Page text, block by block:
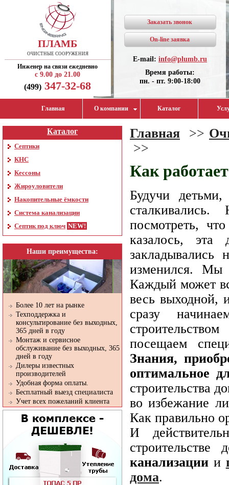
ПЛАМБ
ОЧИСТНЫЕ СООРУЖЕНИЯ
Инженер на связи ежедневно
с 9.00 до 21.00
(499) 347-32-68
Заказать звонок
On-line заявка
E-mail: info@plumb.ru
Время работы:
пн. - пт. 9:00-18:00
Главная О компании Каталог
Каталог
Септики
КНС
Кессоны
Жироуловители
Накопительные ёмкости
Система канализации
Септик под ключ
Наши преимущества:
Более 10 лет на рынке
Техподдержка и
консультирование без выходных,
365 дней в году
Монтаж и сервисное
обслуживание без выходных, 365
дней в году
Дилеры известных
производителей
Удобная форма оплаты.
Бесплатный выезд специалиста
Учет всех пожеланий клиента
Главная >>
>>
Как
Будучи
посмотреть,
казалось,
изменился. Мы
Каждый может
весь выходной,
сразу
посещаем
Знания,
оптимальное
строительства
во избежание
Как правильно
И
канализации и
дома.